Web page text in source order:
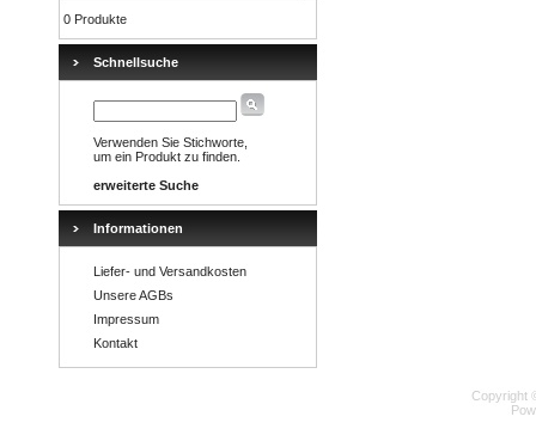
0 Produkte
Schnellsuche
Verwenden Sie Stichworte,
um ein Produkt zu finden.
erweiterte Suche
Informationen
Liefer- und Versandkosten
Unsere AGBs
Impressum
Kontakt
Copyright